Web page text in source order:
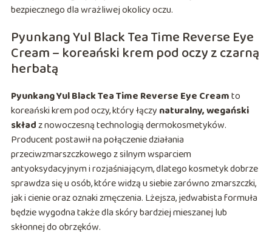
bezpiecznego dla wrażliwej okolicy oczu.
Pyunkang Yul Black Tea Time Reverse Eye
Cream – koreański krem pod oczy z czarną
herbatą
Pyunkang Yul Black Tea Time Reverse Eye Creamto
koreański krem pod oczy, który łączy naturalny, wegański
składz nowoczesną technologią dermokosmetyków.
Producent postawił na połączenie działania
przeciwzmarszczkowego z silnym wsparciem
antyoksydacyjnym i rozjaśniającym, dlatego kosmetyk dobrze
sprawdza się u osób, które widzą u siebie zarówno zmarszczki,
jak i cienie oraz oznaki zmęczenia. Lżejsza, jedwabista formuła
będzie wygodna także dla skóry bardziej mieszanej lub
skłonnej do obrzęków.